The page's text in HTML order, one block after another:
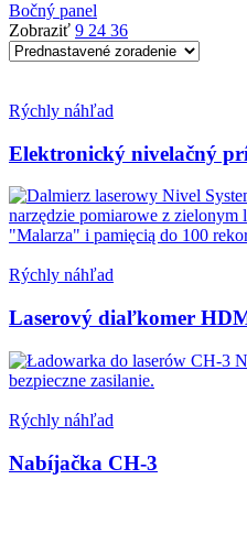
Bočný panel
Zobraziť 9 24 36
Rýchly náhľad
Elektronický nivelačný
Rýchly náhľad
Laserový diaľkomer
Rýchly náhľad
Nabíjačka CH-3